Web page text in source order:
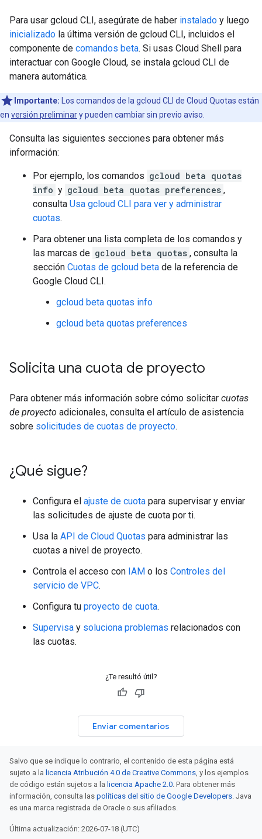
Para usar gcloud CLI, asegúrate de haber instalado y luego
inicializado la última versión de gcloud CLI, incluidos el
componente de comandos beta. Si usas Cloud Shell para
interactuar con Google Cloud, se instala gcloud CLI de
manera automática.
Importante: Los comandos de la gcloud CLI de Cloud Quotas están
en versión preliminary pueden cambiar sin previo aviso.
Consulta las siguientes secciones para obtener más
información:
Por ejemplo, los comandos gcloud beta quotas
info y gcloud beta quotas preferences ,
consulta Usa gcloud CLI para ver y administrar
cuotas.
Para obtener una lista completa de los comandos y
las marcas de gcloud beta quotas , consulta la
sección Cuotas de gcloud beta de la referencia de
Google Cloud CLI.
gcloud beta quotas info
gcloud beta quotas preferences
Solicita una cuota de proyecto
Para obtener más información sobre cómo solicitar cuotas
de proyecto adicionales, consulta el artículo de asistencia
sobre solicitudes de cuotas de proyecto.
¿Qué sigue?
Configura el ajuste de cuota para supervisar y enviar
las solicitudes de ajuste de cuota por ti.
Usa la API de Cloud Quotas para administrar las
cuotas a nivel de proyecto.
Controla el acceso con IAM o los Controles del
servicio de VPC.
Configura tu proyecto de cuota.
Supervisa y soluciona problemas relacionados con
las cuotas.
¿Te resultó útil?
Enviar comentarios
Salvo que se indique lo contrario, el contenido de esta página está
sujeto a la licencia Atribución 4.0 de Creative Commons, y los ejemplos
de código están sujetos a la licencia Apache 2.0. Para obtener más
información, consulta las políticas del sitio de Google Developers. Java
es una marca registrada de Oracle o sus afiliados.
Última actualización: 2026-07-18 (UTC)